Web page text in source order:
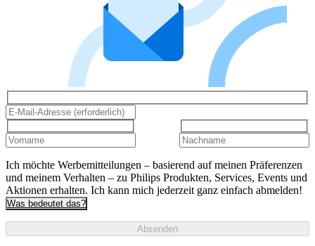
Ich möchte Werbemitteilungen – basierend auf meinen Präferenzen
und meinem Verhalten – zu Philips Produkten, Services, Events und
Aktionen erhalten. Ich kann mich jederzeit ganz einfach abmelden!
Was bedeutet das?
Absenden